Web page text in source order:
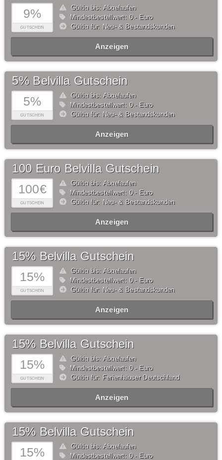
9%
GUTSCHEIN
Gültig bis: Abgelaufen
Mindestbestellwert: 0,- Euro
Gültig für: Neu- & Bestandskunden
Anzeigen
5%
GUTSCHEIN
5% Belvilla Gutschein
Gültig bis: Abgelaufen
Mindestbestellwert: 0,- Euro
Gültig für: Neu- & Bestandskunden
Anzeigen
100€
GUTSCHEIN
100 Euro Belvilla Gutschein
Gültig bis: Abgelaufen
Mindestbestellwert: 0,- Euro
Gültig für: Neu- & Bestandskunden
Anzeigen
15%
GUTSCHEIN
15% Belvilla Gutschein
Gültig bis: Abgelaufen
Mindestbestellwert: 0,- Euro
Gültig für: Neu- & Bestandskunden
Anzeigen
15%
GUTSCHEIN
15% Belvilla Gutschein
Gültig bis: Abgelaufen
Mindestbestellwert: 0,- Euro
Gültig für: Ferienhäuser Deutschland
Anzeigen
15%
15% Belvilla Gutschein
Gültig bis: Abgelaufen
Mindestbestellwert: 0,- Euro